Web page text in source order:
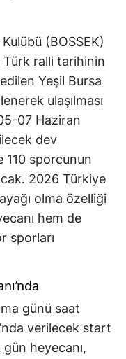
(BOSSEK)
ralli tarihinin
Yeşil Bursa
ulaşılması
07 Haziran
dev
sporcunun
2026 Türkiye
olma özelliği
hem de
sporları
günü saat
verilecek start
heyecanı,